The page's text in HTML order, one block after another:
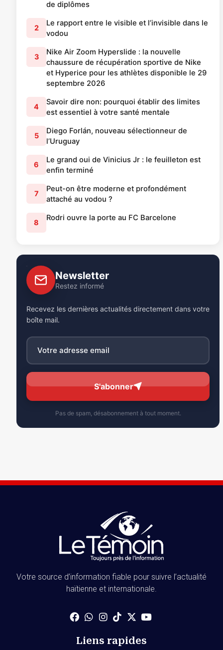
de diplômes
2
Le rapport entre le visible et l’invisible dans le
vodou
3
Nike Air Zoom Hyperslide : la nouvelle
chaussure de récupération sportive de Nike
et Hyperice pour les athlètes disponible le 29
septembre 2026
4
Savoir dire non: pourquoi établir des limites
est essentiel à votre santé mentale
5
Diego Forlán, nouveau sélectionneur de
l’Uruguay
6
Le grand oui de Vinicius Jr : le feuilleton est
enfin terminé
7
Peut-on être moderne et profondément
attaché au vodou ?
8
Rodri ouvre la porte au FC Barcelone
Newsletter
Restez informé
Recevez les dernières actualités directement dans votre
boîte mail.
S'abonner
Pas de spam, désabonnement à tout moment.
Votre source d’information fiable pour suivre l’actualité
haïtienne et internationale.
Liens rapides